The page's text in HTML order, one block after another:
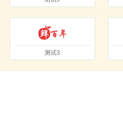
测试3